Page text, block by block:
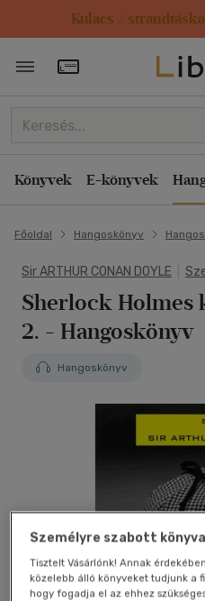
Kulacs /
Törzsvásárlói Kártya
Könyvek E-könyvek
Főoldal Hangoskönyv
Sir ARTHUR CONAN DOYLE
Sherlock Holmes
2. - Hangoskönyv
Hangoskönyv
Személyre szabott
Tisztelt Vásárlónk! Annak
közelebb álló könyveket tudjunk a
hogy fogadja el az ehhez